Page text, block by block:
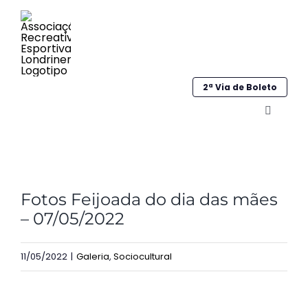
para
conteúdo
2ª Via de Boleto
Alternar
Institucional
Galeria
Esportes
Larger
Image
Fotos Feijoada do dia das mães
– 07/05/2022
11/05/2022 | Galeria, Sociocultural